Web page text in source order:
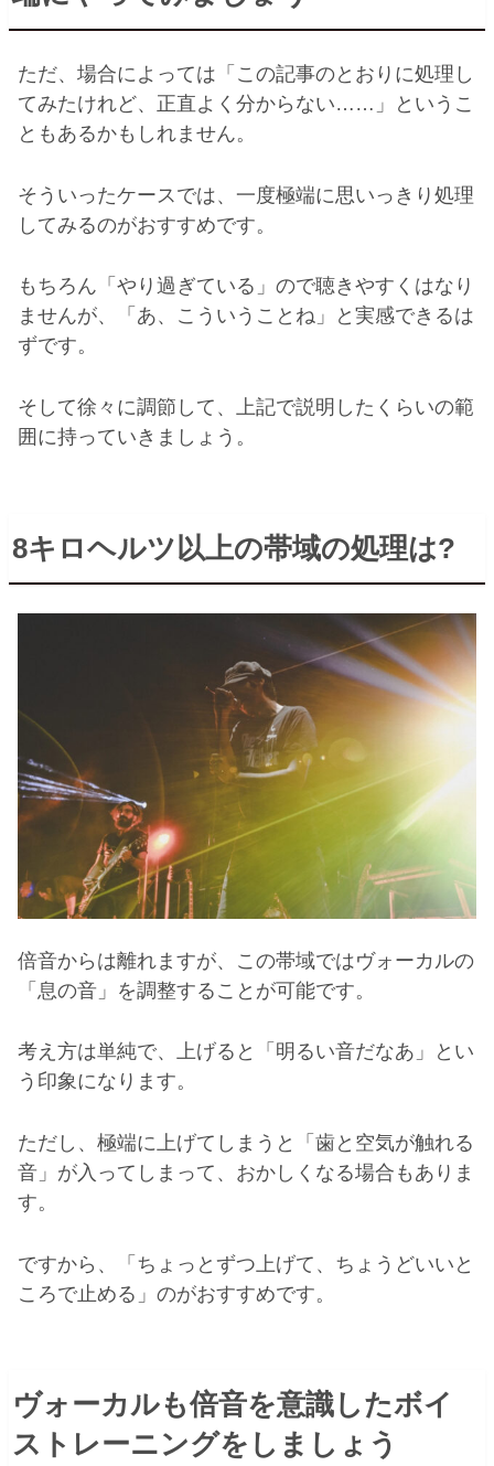
ただ、場合によっては「この記事のとおりに処理し
てみたけれど、正直よく分からない…… 」というこ
ともあるかもしれません。
そういったケースでは、一度極端に思いっきり処理
してみるのがおすすめです。
もちろん「やり過ぎている」ので聴きやすくはなり
ませんが、「あ、こういうことね」と実感できるは
ずです。
そして徐々に調節して、上記で説明したくらいの範
囲に持っていきましょう。
8キロヘルツ以上の帯域の処理は?
倍音からは離れますが、この帯域ではヴォーカルの
「息の音」を調整することが可能です。
考え方は単純で、上げると「明るい音だなあ」とい
う印象になります。
ただし、極端に上げてしまうと「歯と空気が触れる
音」が入ってしまって、おかしくなる場合もありま
す。
ですから、「ちょっとずつ上げて、ちょうどいいと
ころで止める」のがおすすめです。
ヴォーカルも倍音を意識したボイ
ストレーニングをしましょう